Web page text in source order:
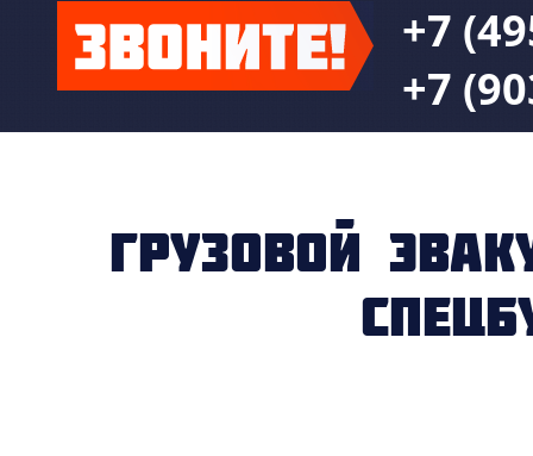
+7
+7
Грузовой